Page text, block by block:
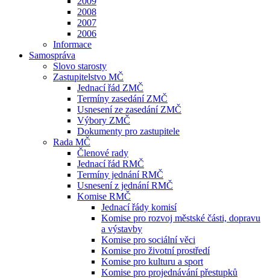
2008
2007
2006
Informace
Samospráva
Slovo starosty
Zastupitelstvo MČ
Jednací řád ZMČ
Termíny zasedání ZMČ
Usnesení ze zasedání ZMČ
Výbory ZMČ
Dokumenty pro zastupitele
Rada MČ
Členové rady
Jednací řád RMČ
Termíny jednání RMČ
Usnesení z jednání RMČ
Komise RMČ
Jednací řády komisí
Komise pro rozvoj městské části, dopravu
a výstavby
Komise pro sociální věci
Komise pro životní prostředí
Komise pro kulturu a sport
Komise pro projednávání přestupků